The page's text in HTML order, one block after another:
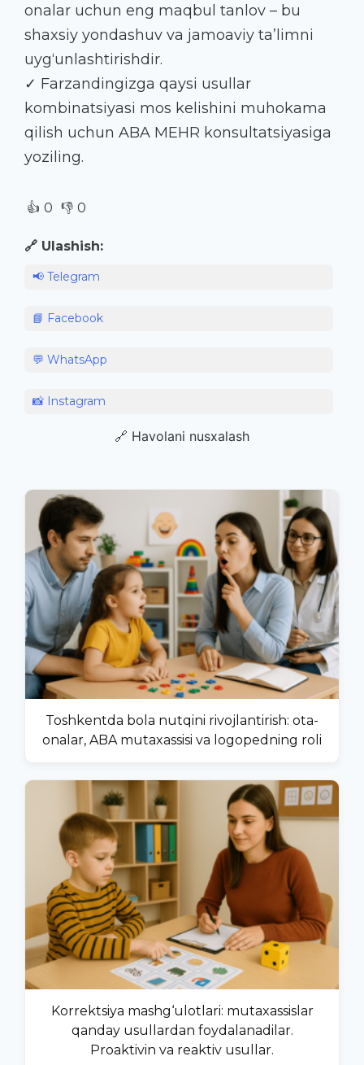
onalar uchun eng maqbul tanlov – bu
shaxsiy yondashuv va jamoaviy ta’limni
uyg‘unlashtirishdir.
✓ Farzandingizga qaysi usullar
kombinatsiyasi mos kelishini muhokama
qilish uchun ABA MEHR konsultatsiyasiga
yoziling.
👍 0 👎 0
🔗 Ulashish:
📢 Telegram
📘 Facebook
💬 WhatsApp
📸 Instagram
🔗 Havolani nusxalash
Toshkentda bola nutqini rivojlantirish: ota-
onalar, ABA mutaxassisi va logopedning roli
Korrektsiya mashg‘ulotlari: mutaxassislar
qanday usullardan foydalanadilar.
Proaktivin va reaktiv usullar.